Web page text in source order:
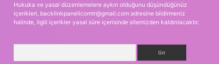
Hukuka ve yasal düzenlemelere aykırı olduğunu düşündüğünüz
içerikleri, backlinkpanelicomtr@gmail.com adresine bildirmeniz
halinde, ilgili içerikler yasal süre içerisinde sitemizden kaldırılacaktır.